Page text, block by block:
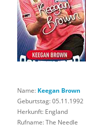
Name: Keegan Brown
Geburtstag: 05.11.1992
Herkunft: England
Rufname: The Needle